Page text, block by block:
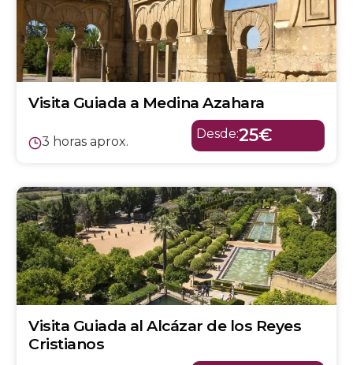
Visita Guiada a Medina Azahara
3 horas aprox.
Desde:25€
Visita Guiada al Alcázar de los Reyes
Cristianos